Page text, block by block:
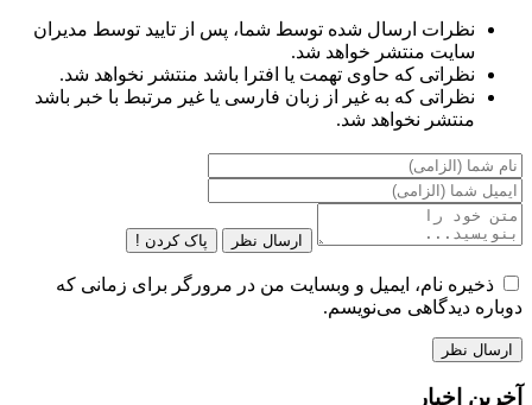
نظرات ارسال شده توسط شما، پس از تایید توسط مدیران
سایت منتشر خواهد شد.
نظراتی که حاوی تهمت یا افترا باشد منتشر نخواهد شد.
نظراتی که به غیر از زبان فارسی یا غیر مرتبط با خبر باشد
منتشر نخواهد شد.
ارسال نظر پاک کردن !
ذخیره نام، ایمیل و وبسایت من در مرورگر برای زمانی که
دوباره دیدگاهی می‌نویسم.
آخرین اخبار